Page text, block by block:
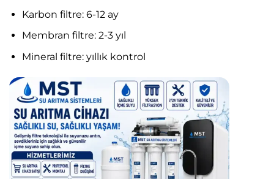
Karbon filtre: 6-12 ay
Membran filtre: 2-3 yıl
Mineral filtre: yıllık kontrol